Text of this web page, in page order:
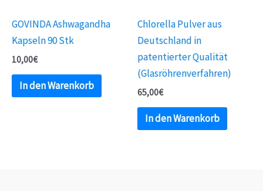
GOVINDA Ashwagandha
Kapseln 90 Stk
10,00€
In den Warenkorb
Chlorella Pulver aus
Deutschland in
patentierter Qualität
(Glasröhrenverfahren)
65,00€
In den Warenkorb